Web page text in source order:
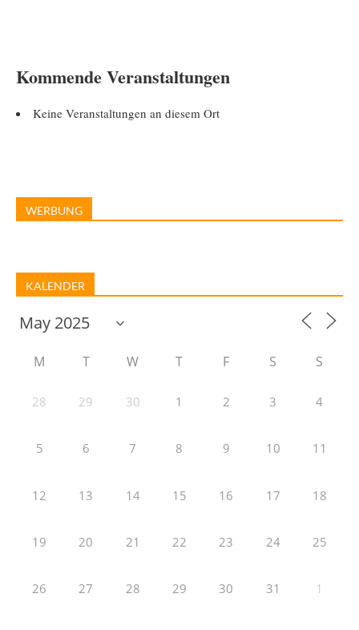
Kommende Veranstaltungen
Keine Veranstaltungen an diesem Ort
WERBUNG
KALENDER
M T W T F S S
28 29 30 1 2 3 4
5 6 7 8 9 10 11
12 13 14 15 16 17 18
19 20 21 22 23 24 25
26 27 28 29 30 31 1